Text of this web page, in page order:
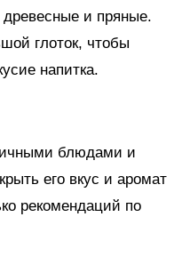
и пряные.
глоток, чтобы
напитка.
блюдами и
его вкус и аромат
рекомендаций по